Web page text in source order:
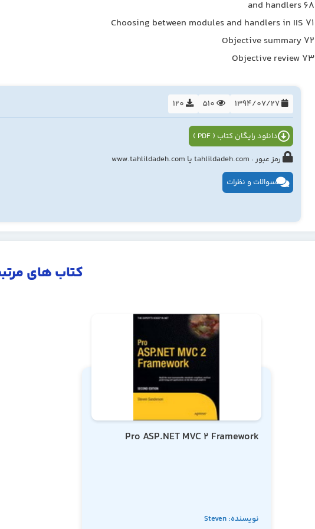
and handlers 68
Choosing between modules and handlers in IIS 71
Objective summary 72
Objective review 73
1394/07/27
510
دانلود رایگان کتاب ( PDF )
رمز عبور : tahlildadeh.com یا www.tahlildadeh.com
سوالات و نظرات
کتاب های
Pro ASP.NET MVC 2 Framework
نویسنده: Steven